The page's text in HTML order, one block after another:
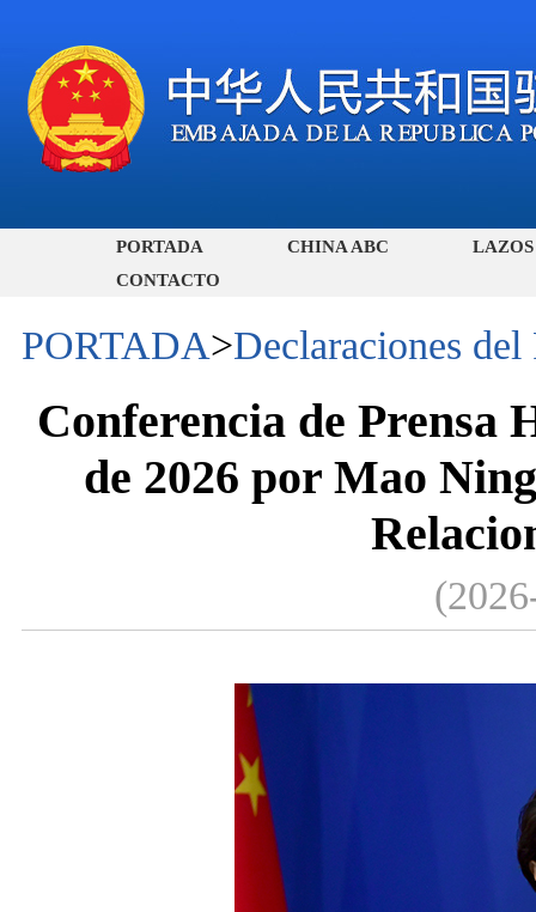
PORTADA CHINA ABC
CONTACTO
PORTADA>Declaraciones del
Conferencia de Prensa
de 2026 por Mao